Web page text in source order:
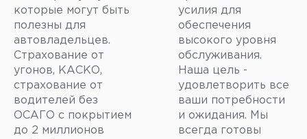
которые могут быть
полезны для
автовладельцев.
Страхование от
угонов, КАСКО,
страхование от
водителей без
ОСАГО с покрытием
до 2 миллионов
усилия для
обеспечения
высокого уровня
обслуживания.
Наша цель -
удовлетворить все
ваши потребности
и ожидания. Мы
всегда готовы